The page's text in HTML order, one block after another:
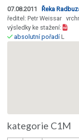
07.08.2011 Řeka
ředitel: Petr Weissar
výsledky ke stažení:
absolutní pořadíL
kategorie C1M